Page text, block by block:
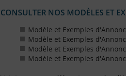
CONSULTER NOS MODÈLES ET
Modèle et Exemples
Modèle et Exemples
Modèle et Exemples
Modèle et Exemples